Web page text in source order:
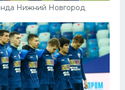
Нижний Новгород